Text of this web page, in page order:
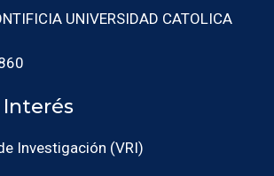
UNIVERSIDAD CATOLICA
Interés
Investigación (VRI)